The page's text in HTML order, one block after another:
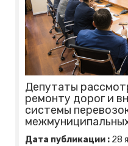
Депутаты
ремонту дорог и
системы
Дата публикации : 28